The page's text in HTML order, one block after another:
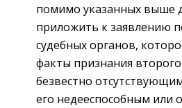
помимо указанных выше
приложить к заявлению
судебных органов,
факты признания второго
безвестно
его недееспособным или